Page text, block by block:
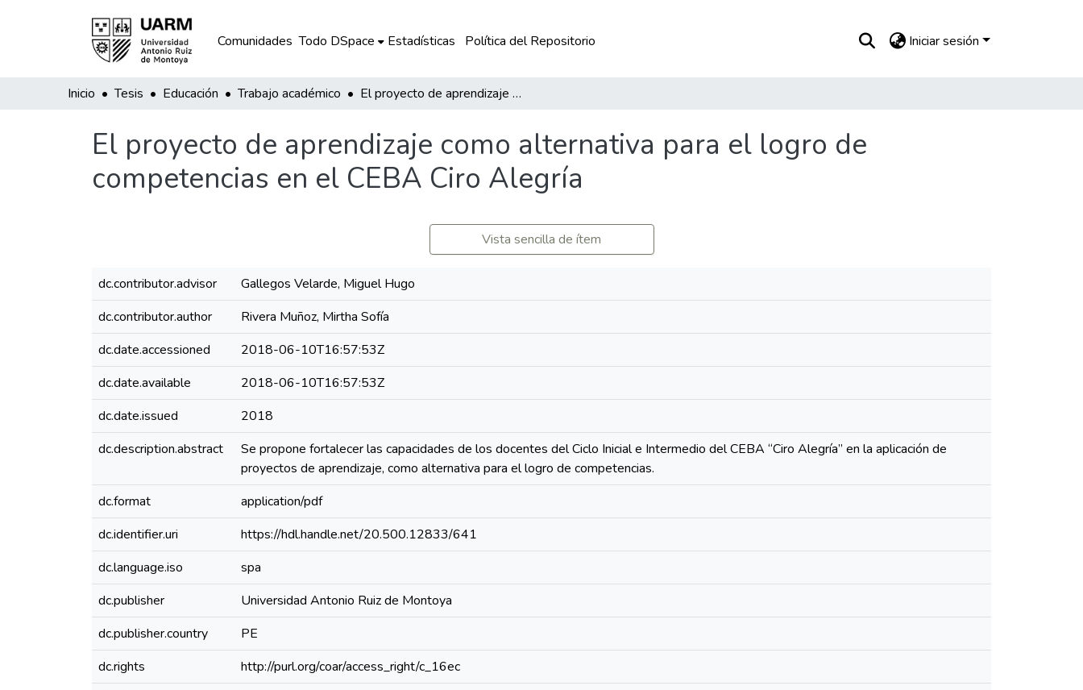
Comunidades Todo DSpace Estadísticas Política del Repositorio Iniciar sesión
Inicio Tesis Educación Trabajo académico El proyecto de aprendizaje como alternativa para el logro de competencias en el CEBA Ciro Alegría
El proyecto de aprendizaje como alternativa para el logro de
competencias en el CEBA Ciro Alegría
Vista sencilla de ítem
dc.contributor.advisor
Gallegos Velarde, Miguel Hugo
dc.contributor.author
Rivera Muñoz, Mirtha Sofía
dc.date.accessioned
2018-06-10T16:57:53Z
dc.date.available
2018-06-10T16:57:53Z
dc.date.issued
2018
dc.description.abstract
Se propone fortalecer las capacidades de los docentes del Ciclo Inicial e Intermedio del CEBA “Ciro Alegría” en la aplicación de
proyectos de aprendizaje, como alternativa para el logro de competencias.
dc.format
application/pdf
dc.identifier.uri
https://hdl.handle.net/20.500.12833/641
dc.language.iso
spa
dc.publisher
Universidad Antonio Ruiz de Montoya
dc.publisher.country
PE
dc.rights
http://purl.org/coar/access_right/c_16ec